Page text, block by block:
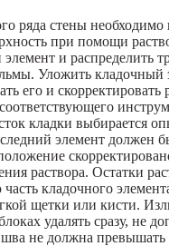
ряда стены
при помощи
и распределить
Уложить кладочный
его и скорректировать
кладки выбирается
элемент должен
раствора. Остатки
кладочного
щетки или кисти.
удалять сразу, не
не должна